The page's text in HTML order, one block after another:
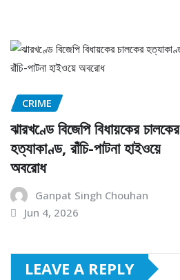
CRIME
ঝারখণ্ডে বিজেপি বিধায়কের চালকের
হত্যাকাণ্ড, রাঁচি-পাটনা হাইওয়ে
অবরোধ
Ganpat Singh Chouhan
Jun 4, 2026
LEAVE A REPLY